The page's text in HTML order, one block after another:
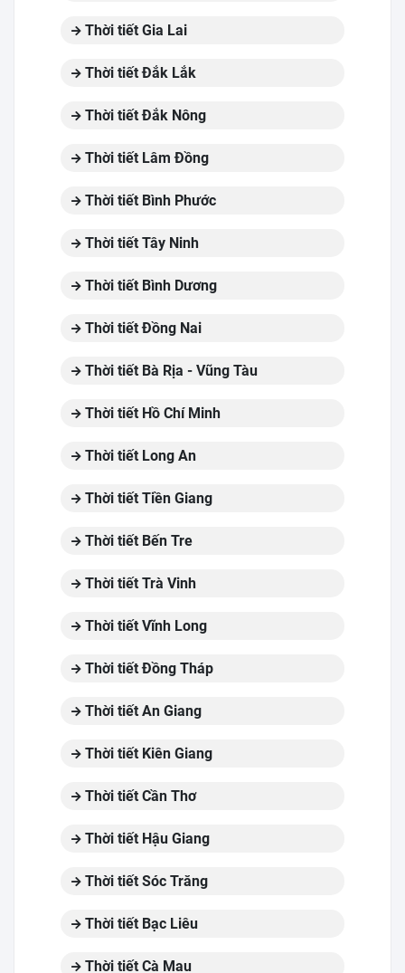
Thời tiết Gia Lai
Thời tiết Đắk Lắk
Thời tiết Đắk Nông
Thời tiết Lâm Đồng
Thời tiết Bình Phước
Thời tiết Tây Ninh
Thời tiết Bình Dương
Thời tiết Đồng Nai
Thời tiết Bà Rịa - Vũng Tàu
Thời tiết Hồ Chí Minh
Thời tiết Long An
Thời tiết Tiền Giang
Thời tiết Bến Tre
Thời tiết Trà Vinh
Thời tiết Vĩnh Long
Thời tiết Đồng Tháp
Thời tiết An Giang
Thời tiết Kiên Giang
Thời tiết Cần Thơ
Thời tiết Hậu Giang
Thời tiết Sóc Trăng
Thời tiết Bạc Liêu
Thời tiết Cà Mau